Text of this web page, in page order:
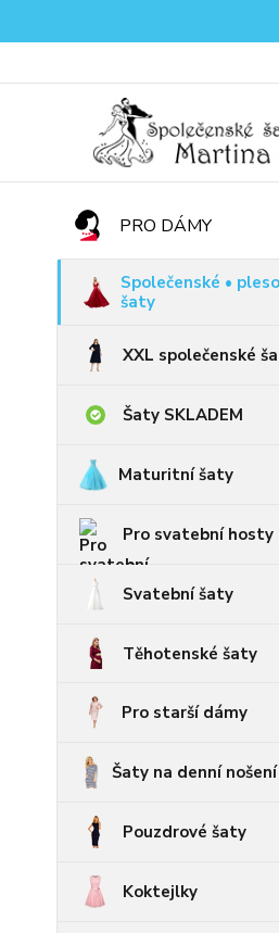
PRO DÁMY
Společenské •
šaty
XXL společenské
Šaty SKLADEM
Maturitní šaty
Pro svatební hosty
Svatební šaty
Těhotenské šaty
Pro starší dámy
Šaty na denní nošení
Pouzdrové šaty
Koktejlky